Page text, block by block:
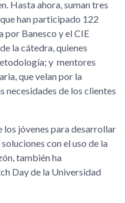
Hasta ahora, suman tres
han participado 122
por Banesco y el CIE
la cátedra, quienes
y mentores
que velan por la
necesidades de los clientes
los jóvenes para desarrollar
con el uso de la
también ha
Day de la Universidad